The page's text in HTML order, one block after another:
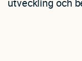
utveckling och